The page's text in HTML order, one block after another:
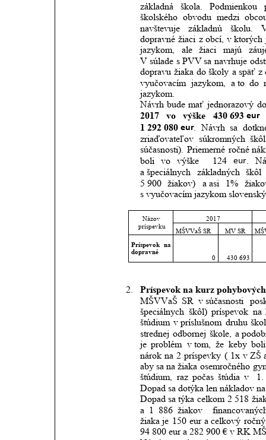
základná škola. Podmienkou
školského obvodu medzi
navštevuje
základnú školu.
dopravné žiaci z obcí, v ktorých
jazykom,
ale žiaci majú
V súlade s PVV sa navrhuje
dopravu žiaka do školy a späť z
vyučovacím jazykom, a to do
jazykom.
Návrh bude mať jednorazový
2017
vo výške 430 693 eur
1 292 080 eur. Návrh sa
zriaďovateľov súkromných
súčasnosti). Priemerné ročné
boli
vo výške 124 eur.
a špeciálnych
základných
škôl
5 900
žiakov) a asi 1%
s vyučovacím jazykom
2017
Názov
príspevku
MŠVVaŠ SR MV SR
Príspevok
na
dopravné
0
430 693
2.
Príspevok na kurz
MŠVVaŠ SR v súčasnosti
špeciálnych škôl) príspevok na
štúdium v príslušnom druhu
strednej odbornej škole, a
je problém v tom, že keby boli
nárok na 2 príspevky ( 1x v ZŠ
aby sa na žiaka osemročného
štúdium, raz počas štúdia v
1.
Dopad sa dotýka len nákladov
Dopad sa týka celkom 2 518
a
1 886 žiakov
žiaka je 150 eur a celkový
94 800 eur a 282 900 € v RK